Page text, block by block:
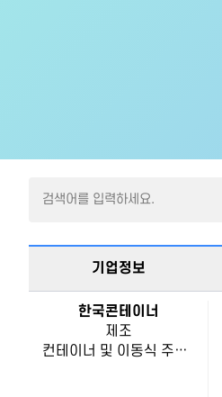
기업정보
한국콘테이너
제조
컨테이너 및 이동식 주택 제작, 일반 주택 건축